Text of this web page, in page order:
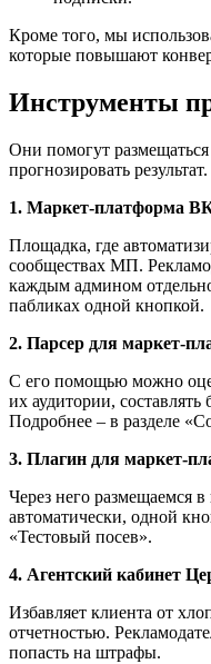
Кроме того, мы
которые повышают
Инструменты
Они помогут размещаться
прогнозировать
1. Маркет-платформа
Площадка, где
сообществах МП.
каждым админом
пабликах одной кнопкой.
2. Парсер для маркет-
С его помощью можно
их аудитории,
Подробнее – в разделе
3. Плагин для маркет-
Через него размещаемся
автоматически, одной
«Тестовый посев».
4. Агентский кабинет
Избавляет клиента от
отчетностью.
попасть на штрафы.